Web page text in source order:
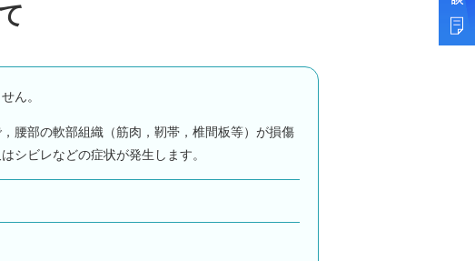
ん。
腰部の軟部組織（筋肉，靭帯，椎間板等）が損傷
シビレなどの症状が発生します。